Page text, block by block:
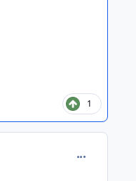
1